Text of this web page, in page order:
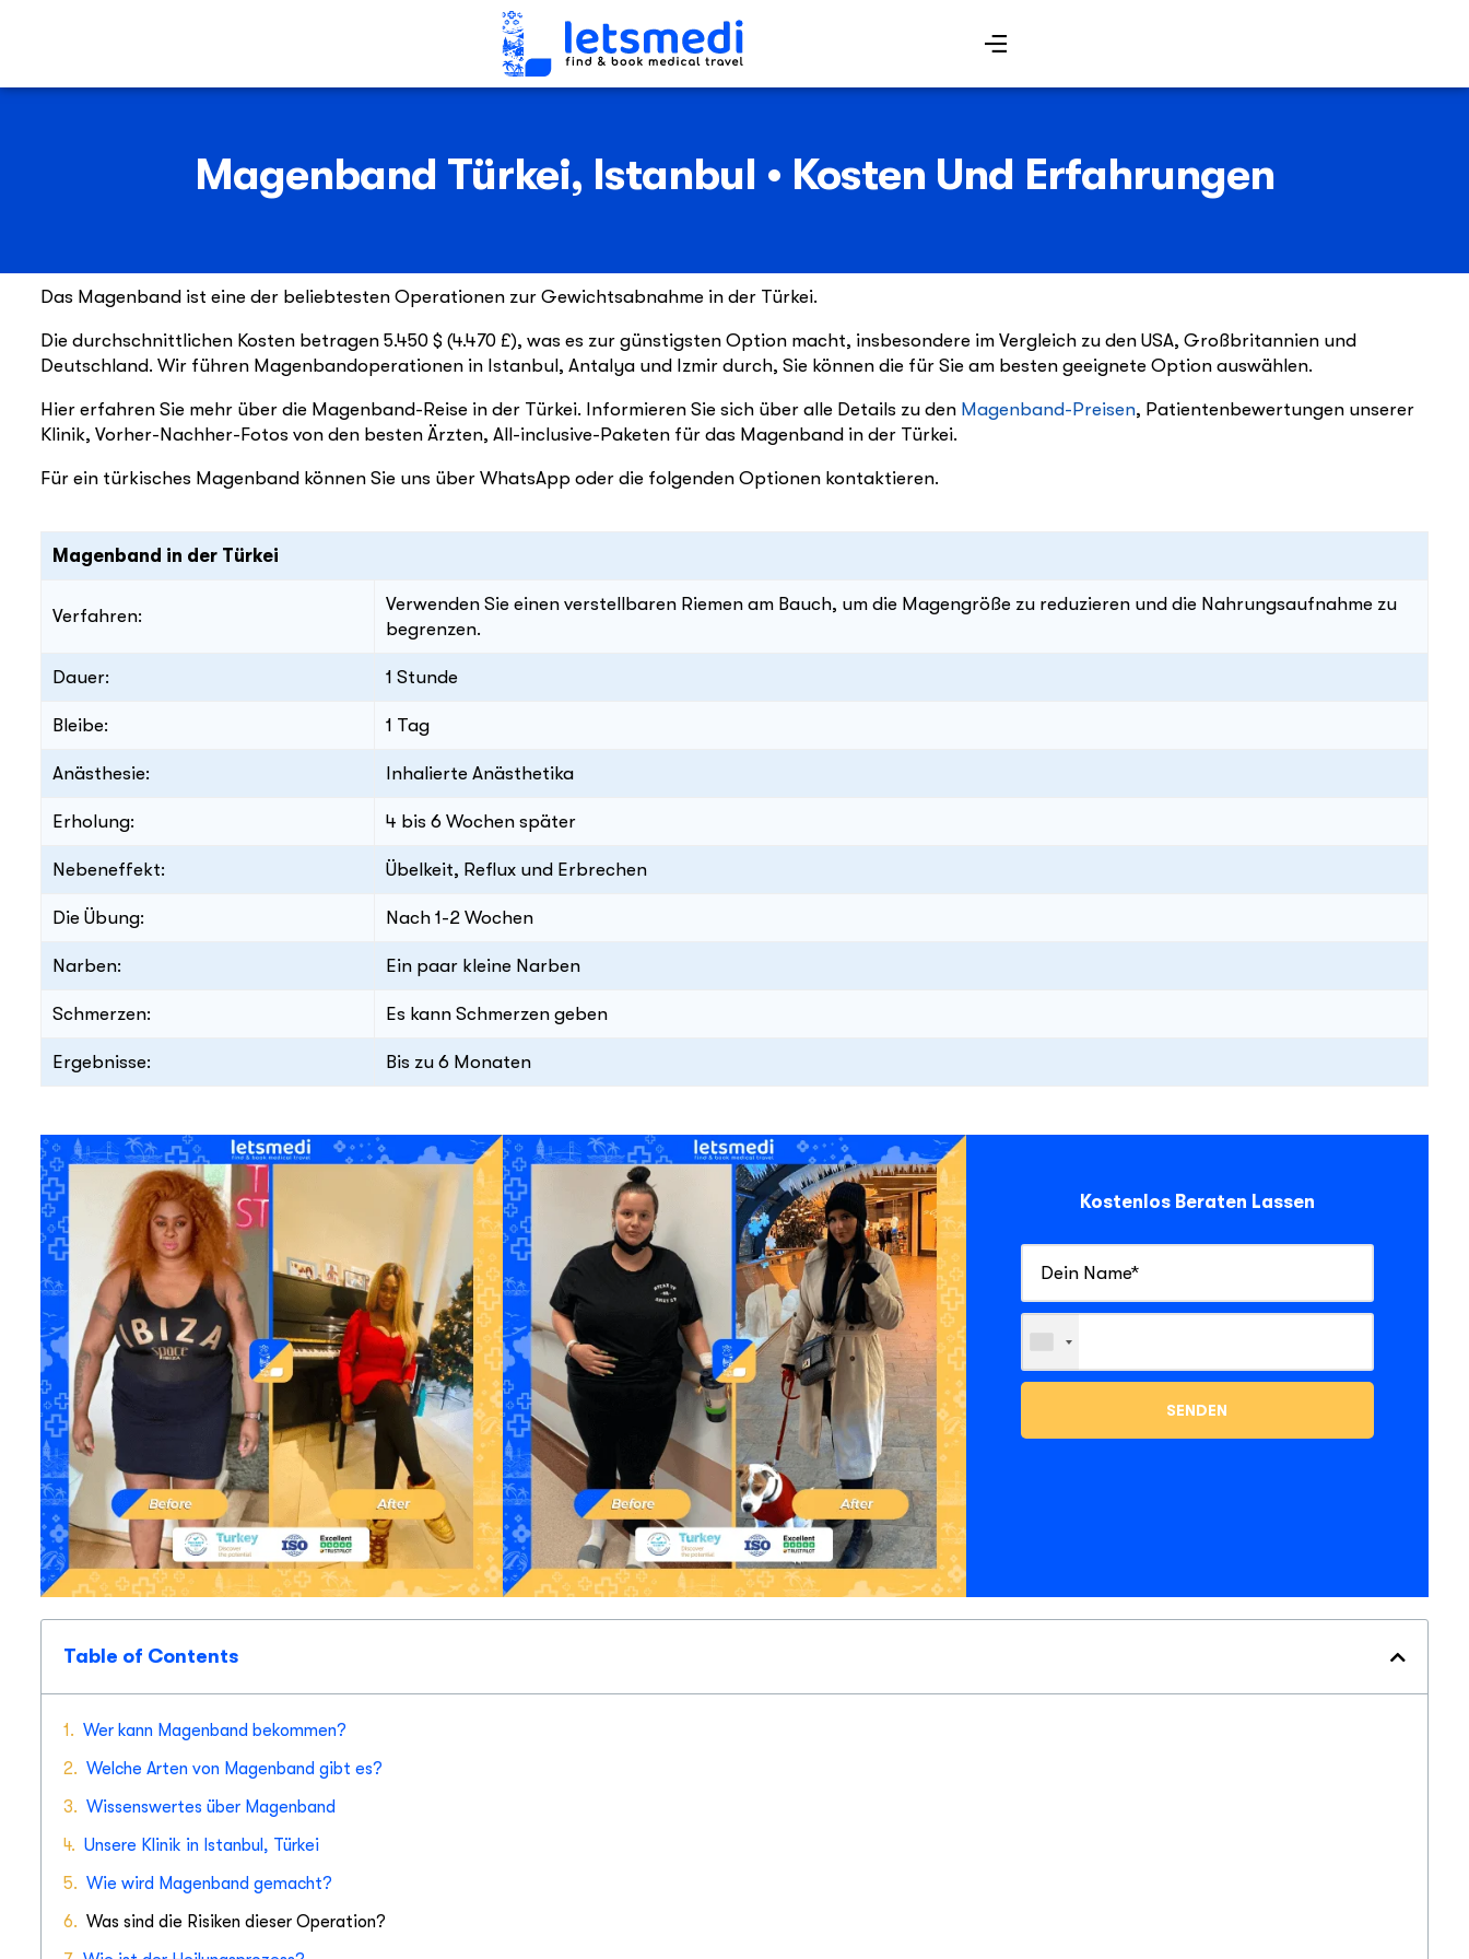
Magenband Türkei, Istanbul • Kosten Und Erfahrungen
Das Magenband ist eine der beliebtesten Operationen zur Gewichtsabnahme in der Türkei.
Die durchschnittlichen Kosten betragen 5.450 $ (4.470 £), was es zur günstigsten Option macht, insbesondere im Vergleich zu den USA, Großbritannien und
Deutschland. Wir führen Magenbandoperationen in Istanbul, Antalya und Izmir durch, Sie können die für Sie am besten geeignete Option auswählen.
Hier erfahren Sie mehr über die Magenband-Reise in der Türkei. Informieren Sie sich über alle Details zu den Magenband-Preisen, Patientenbewertungen unserer
Klinik, Vorher-Nachher-Fotos von den besten Ärzten, All-inclusive-Paketen für das Magenband in der Türkei.
Für ein türkisches Magenband können Sie uns über WhatsApp oder die folgenden Optionen kontaktieren.
Magenband in der Türkei
Verfahren:
Verwenden Sie einen verstellbaren Riemen am Bauch, um die Magengröße zu reduzieren und die Nahrungsaufnahme zu
begrenzen.
Dauer: 1 Stunde
Bleibe: 1 Tag
Anästhesie: Inhalierte Anästhetika
Erholung: 4 bis 6 Wochen später
Nebeneffekt: Übelkeit, Reflux und Erbrechen
Die Übung: Nach 1-2 Wochen
Narben: Ein paar kleine Narben
Schmerzen: Es kann Schmerzen geben
Ergebnisse: Bis zu 6 Monaten
Kostenlos Beraten Lassen
Table of Contents
Wer kann Magenband bekommen?
Welche Arten von Magenband gibt es?
Wissenswertes über Magenband
Unsere Klinik in Istanbul, Türkei
Wie wird Magenband gemacht?
Was sind die Risiken dieser Operation?